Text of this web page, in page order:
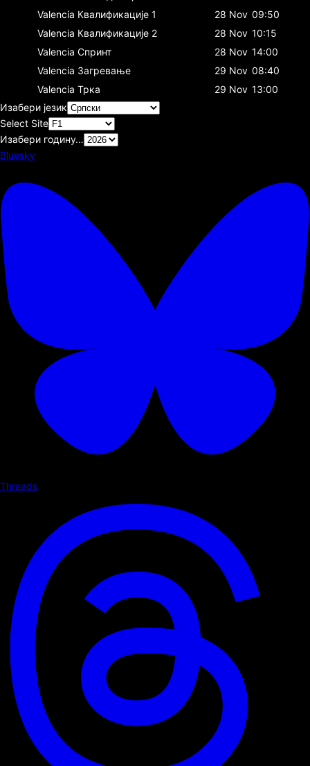
Valencia Квалификације 1 28 Nov 09:50
Valencia Квалификације 2 28 Nov 10:15
Valencia Спринт 28 Nov 14:00
Valencia Загревање 29 Nov 08:40
Valencia Трка 29 Nov 13:00
Изабери језик
Select Site
Изабери годину…
Bluesky
Threads